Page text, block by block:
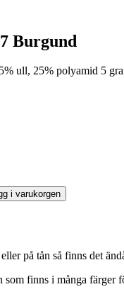
Burgund
ull, 25% polyamid 5
i varukorgen
på tån så finns det
finns i många färger